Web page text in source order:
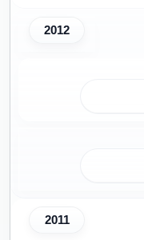
2012
2011